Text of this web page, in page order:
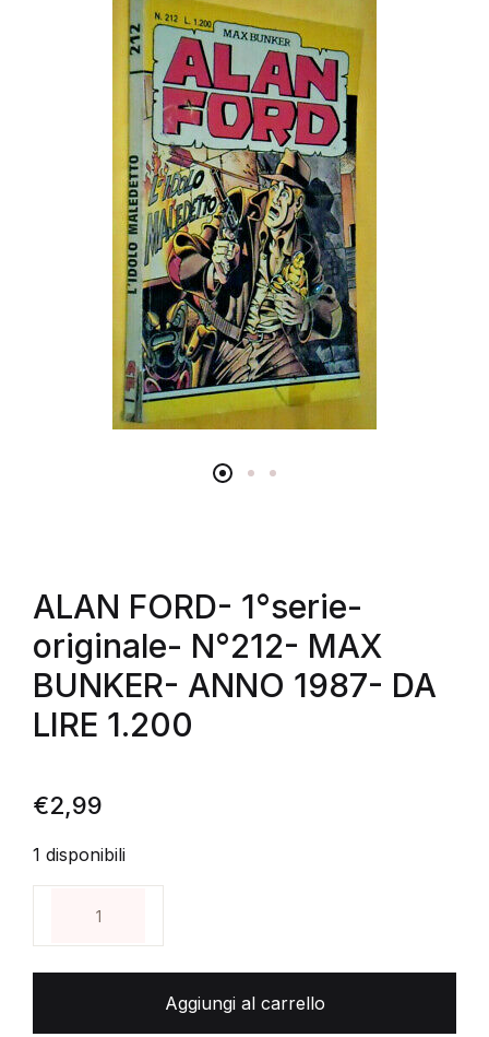
ALAN FORD- 1°serie-
originale- N°212- MAX
BUNKER- ANNO 1987- DA
LIRE 1.200
€2,99
1 disponibili
Aggiungi al carrello